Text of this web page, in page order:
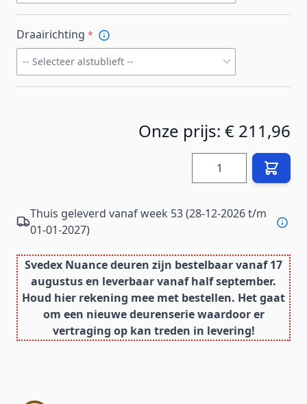
Draairichting *
-- Selecteer alstublieft --
Onze prijs: € 211,96
Hoeveelheid
Thuis geleverd vanaf week 53 (28-12-2026 t/m
01-01-2027)
Svedex Nuance deuren zijn bestelbaar vanaf 17
augustus en leverbaar vanaf half september.
Houd hier rekening mee met bestellen. Het gaat
om een nieuwe deurenserie waardoor er
vertraging op kan treden in levering!